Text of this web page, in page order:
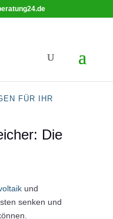
FÜR IHR
Die
und
senken und